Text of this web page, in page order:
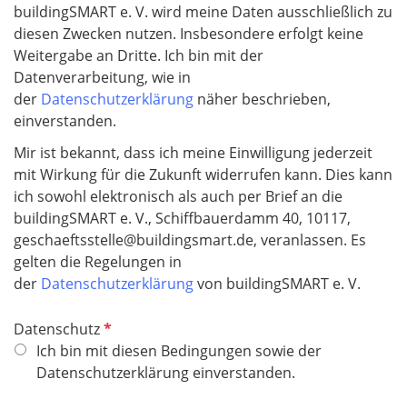
buildingSMART e. V. wird meine Daten ausschließlich zu
diesen Zwecken nutzen. Insbesondere erfolgt keine
Weitergabe an Dritte. Ich bin mit der
Datenverarbeitung, wie in
der Datenschutzerklärung näher beschrieben,
einverstanden.
Mir ist bekannt, dass ich meine Einwilligung jederzeit
mit Wirkung für die Zukunft widerrufen kann. Dies kann
ich sowohl elektronisch als auch per Brief an die
buildingSMART e. V., Schiffbauerdamm 40, 10117,
geschaeftsstelle@buildingsmart.de, veranlassen. Es
gelten die Regelungen in
der Datenschutzerklärungvon buildingSMART e. V.
DatenschutzP
f
l
Ich bin mit diesen Bedingungen sowie der
Datenschutzerklärung einverstanden.